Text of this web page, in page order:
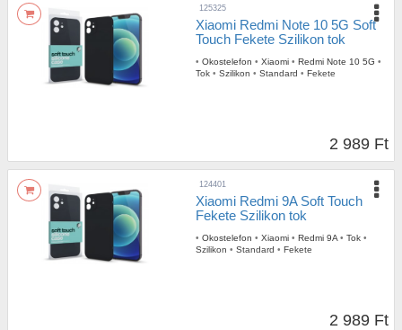
125325
Xiaomi Redmi Note 10 5G Soft
Touch Fekete Szilikon tok
• Okostelefon • Xiaomi • Redmi Note 10 5G •
Tok • Szilikon • Standard • Fekete
2 989 Ft
124401
Xiaomi Redmi 9A Soft Touch
Fekete Szilikon tok
• Okostelefon • Xiaomi • Redmi 9A • Tok •
Szilikon • Standard • Fekete
2 989 Ft